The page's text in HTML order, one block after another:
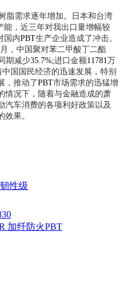
脂需求逐年增加。日本和台湾
能，近三年对我出口量增幅较
国内PBT生产企业造成了冲击。
月，中国聚对苯二甲酸丁二酯
期减少35.7%;进口金额11781万
中国国民经济的迅速发展，特别
，推动了PBT市场需求的迅猛增
情况下，随着与金融造成的萧
汽车消费的各项利好政策以及
果。
性级
加纤防火PBT